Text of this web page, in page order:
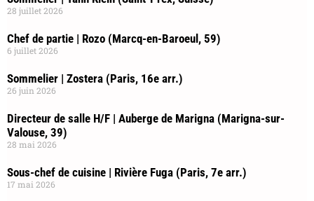
28 juillet 2026
Chef de partie | Rozo (Marcq-en-Baroeul, 59)
6 juillet 2026
Sommelier | Zostera (Paris, 16e arr.)
26 juin 2026
Directeur de salle H/F | Auberge de Marigna (Marigna-sur-
Valouse, 39)
28 mai 2026
Sous-chef de cuisine | Rivière Fuga (Paris, 7e arr.)
17 mai 2026